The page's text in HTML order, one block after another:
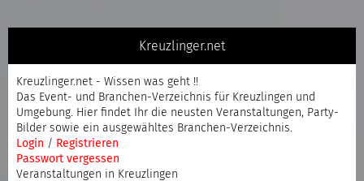
Kreuzlinger.net
Kreuzlinger.net - Wissen was geht !!
Das Event- und Branchen-Verzeichnis für Kreuzlingen und
Umgebung. Hier findet Ihr die neusten Veranstaltungen, Party-
Bilder sowie ein ausgewähltes Branchen-Verzeichnis.
Login / Registrieren
Passwort vergessen
Veranstaltungen in Kreuzlingen